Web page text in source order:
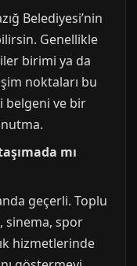
Belediyesi’nin
Genellikle
birimi ya da
noktaları bu
belgeni ve bir
mı
geçerli. Toplu
sinema, spor
hizmetlerinde